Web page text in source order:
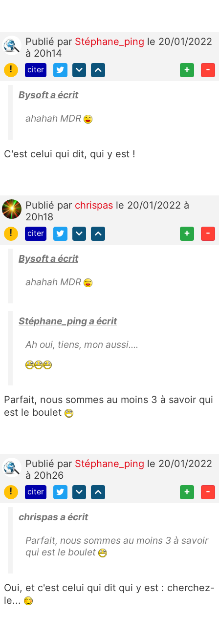
Publié par Stéphane_ping le 20/01/2022
à 20h14
!
citer + -
Bysoft a écrit
ahahah MDR
C'est celui qui dit, qui y est !
Publié par chrispas le 20/01/2022 à
20h18
!
citer + -
Bysoft a écrit
ahahah MDR
Stéphane_ping a écrit
Ah oui, tiens, mon aussi....
Parfait, nous sommes au moins 3 à savoir qui
est le boulet
Publié par Stéphane_ping le 20/01/2022
à 20h26
!
citer + -
chrispas a écrit
Parfait, nous sommes au moins 3 à savoir
qui est le boulet
Oui, et c'est celui qui dit qui y est : cherchez-
le...